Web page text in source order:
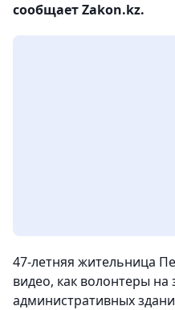
сообщает Zakon.kz.
47-летняя жительница
видео, как волонтеры
административных